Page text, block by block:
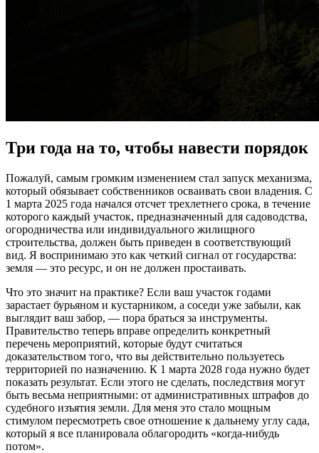
Три года на то, чтобы навести порядок
Пожалуй, самым громким изменением стал запуск механизма,
который обязывает собственников осваивать свои владения. С
1 марта 2025 года начался отсчет трехлетнего срока, в течение
которого каждый участок, предназначенный для садоводства,
огородничества или индивидуального жилищного
строительства, должен быть приведен в соответствующий
вид. Я воспринимаю это как четкий сигнал от государства:
земля — это ресурс, и он не должен простаивать.
Что это значит на практике? Если ваш участок годами
зарастает бурьяном и кустарником, а соседи уже забыли, как
выглядит ваш забор, — пора браться за инструменты.
Правительство теперь вправе определить конкретный
перечень мероприятий, которые будут считаться
доказательством того, что вы действительно пользуетесь
территорией по назначению. К 1 марта 2028 года нужно будет
показать результат. Если этого не сделать, последствия могут
быть весьма неприятными: от административных штрафов до
судебного изъятия земли. Для меня это стало мощным
стимулом пересмотреть свое отношение к дальнему углу сада,
который я все планировала облагородить «когда-нибудь
потом».